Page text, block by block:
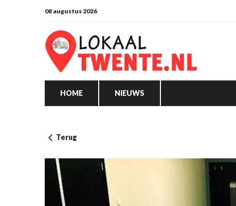
08 augustus 2026
HOME NIEUWS
Terug